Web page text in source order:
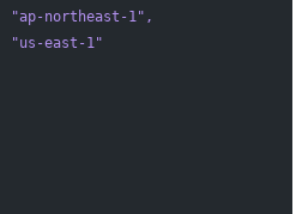
"ap-northeast-1"
,
"us-east-1"